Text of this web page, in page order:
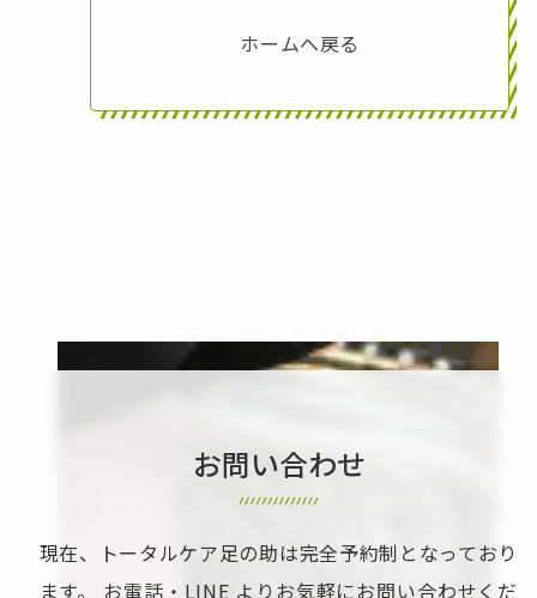
ホームへ戻る
お問い合わせ
現在、トータルケア足の助は完全予約制となっており
ます。
お電話・LINE よりお気軽にお問い合わせくだ